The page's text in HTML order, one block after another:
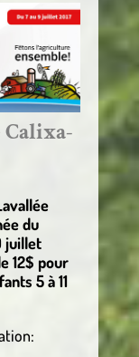
du
juillet
12$ pour
5 à 11